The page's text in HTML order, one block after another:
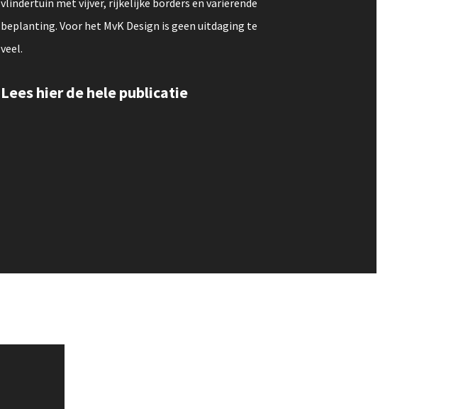
vlindertuin met vijver, rijkelijke borders en variërende
beplanting. Voor het MvK Design is geen uitdaging te
veel.
Lees hier de hele publicatie